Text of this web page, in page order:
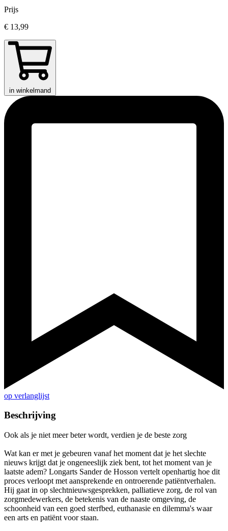
Prijs
€ 13,99
in winkelmand
op verlanglijst
Beschrijving
Ook als je niet meer beter wordt, verdien je de beste zorg
Wat kan er met je gebeuren vanaf het moment dat je het slechte
nieuws krijgt dat je ongeneeslijk ziek bent, tot het moment van je
laatste adem? Longarts Sander de Hosson vertelt openhartig hoe dit
proces verloopt met aansprekende en ontroerende patiëntverhalen.
Hij gaat in op slechtnieuwsgesprekken, palliatieve zorg, de rol van
zorgmedewerkers, de betekenis van de naaste omgeving, de
schoonheid van een goed sterfbed, euthanasie en dilemma's waar
een arts en patiënt voor staan.